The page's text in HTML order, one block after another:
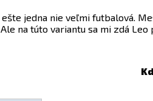
jedna nie veľmi futbalová.
na túto variantu sa mi zdá